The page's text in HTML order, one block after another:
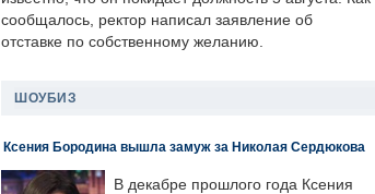
сообщалось, ректор написал заявление об
отставке по собственному желанию.
ШОУБИЗ
Ксения Бородина вышла замуж за Николая Сердюкова
В декабре прошлого года Ксения